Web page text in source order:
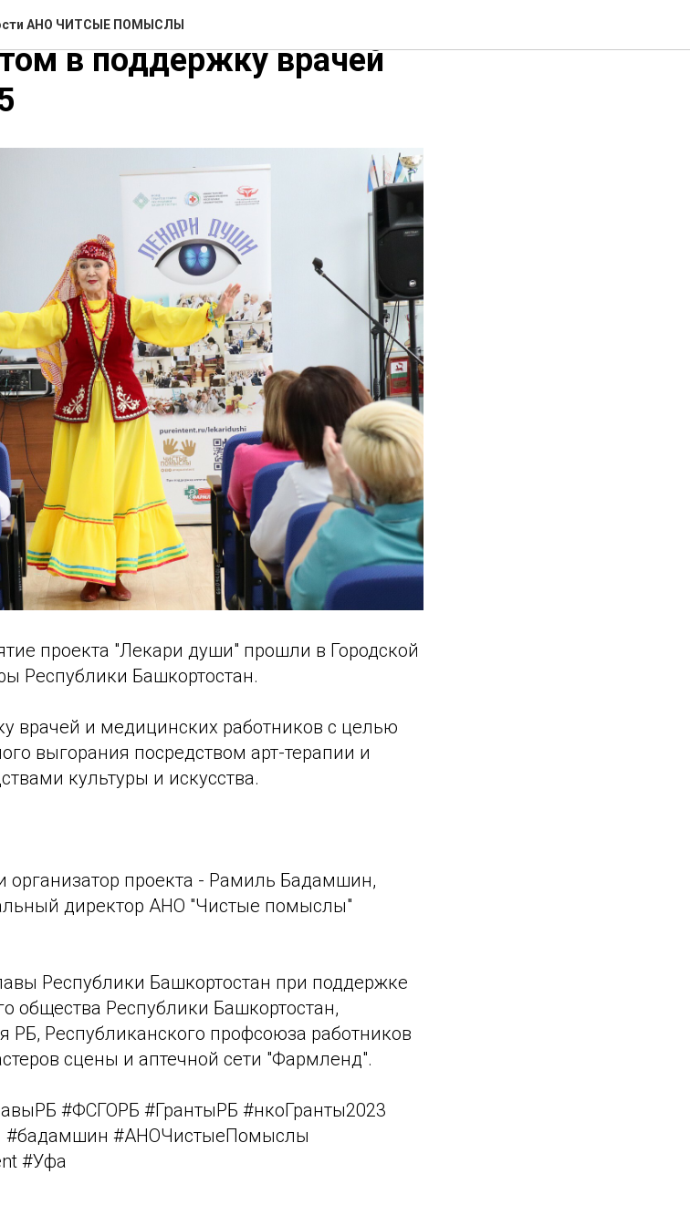
АНО ЧИТСЫЕ ПОМЫСЛЫ
"Лекари души"
в поддержку врачей
проекта "Лекари души" прошли в Городской
Республики Башкортостан.
врачей и медицинских работников с целью
выгорания посредством арт-терапии и
культуры и искусства.
организатор проекта - Рамиль Бадамшин,
директор АНО "Чистые помыслы"
Республики Башкортостан при поддержке
общества Республики Башкортостан,
РБ, Республиканского профсоюза работников
сцены и аптечной сети "Фармленд".
#ФСГОРБ #ГрантыРБ #нкоГранты2023
#АНОЧистыеПомыслы
#Уфа